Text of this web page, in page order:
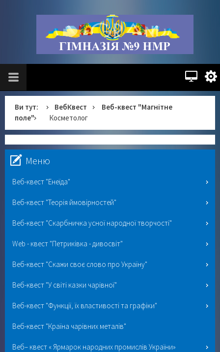
Ви тут: ВебКвест
Веб-квест "Магнітне
поле"
Косметолог
Меню
Веб-квест "Енеїда"
Веб-квест "Теорія ймовірностей"
Веб-квест "Скарбничка усної народної творчості"
Web - квест "Петриківка - дивосвіт"
Веб-квест "Скажи своє слово про Україну"
Веб-квест "У світі казки чарівної"
Веб-квест "Функції, їх властивості та графіки"
Веб-квест "Країна чарівних металів"
Веб– квест « Ярмарок народних промислів України»